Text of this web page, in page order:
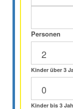
Personen
Kinder über 3
Kinder bis 3